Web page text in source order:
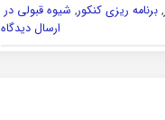
,برنامه ریزی کنکور, شیوه قبولی در
ارسال دیدگاه